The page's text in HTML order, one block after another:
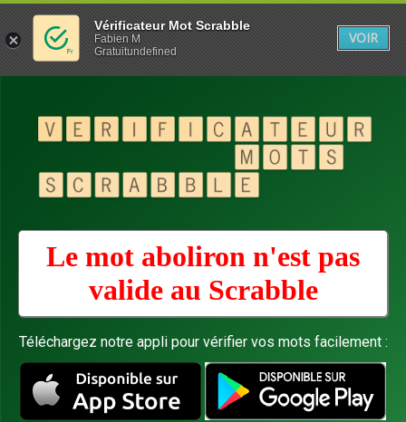
Le mot aboliron n'est pas
valide au Scrabble
Téléchargez notre appli pour vérifier vos mots facilement :
Vérificateur Mot Scrabble
Fabien M
Gratuitundefined
VOIR